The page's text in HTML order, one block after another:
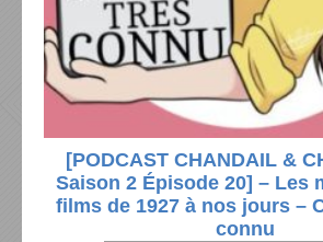
[PODCAST CHANDAIL &
Saison 2 Épisode 20] – Les
films de 1927 à nos jours –
connu